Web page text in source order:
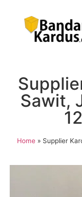
Sawit,
Home » Supplier